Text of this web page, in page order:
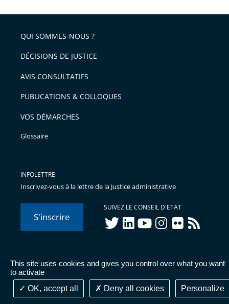
This site uses cookies and gives you control over what you want
to activate
OK, accept all
Deny all cookies Personalize
arriver
après
l'article
pour
avant
QUI SOMMES-NOUS ?
DÉCISIONS DE JUSTICE
AVIS CONSULTATIFS
PUBLICATIONS & COLLOQUES
VOS DÉMARCHES
Glossaire
INFOLETTRE
Inscrivez-vous à la lettre de la Justice administrative
S'inscrire
SUIVEZ LE CONSEIL D'ETAT
twitterlinkedInyoutubeinstagram
flickr rss
© Conseil d'État 2026 - Mentions légales
Données
personnelles-Publications administratives-Accessibilité :
partiellement conforme